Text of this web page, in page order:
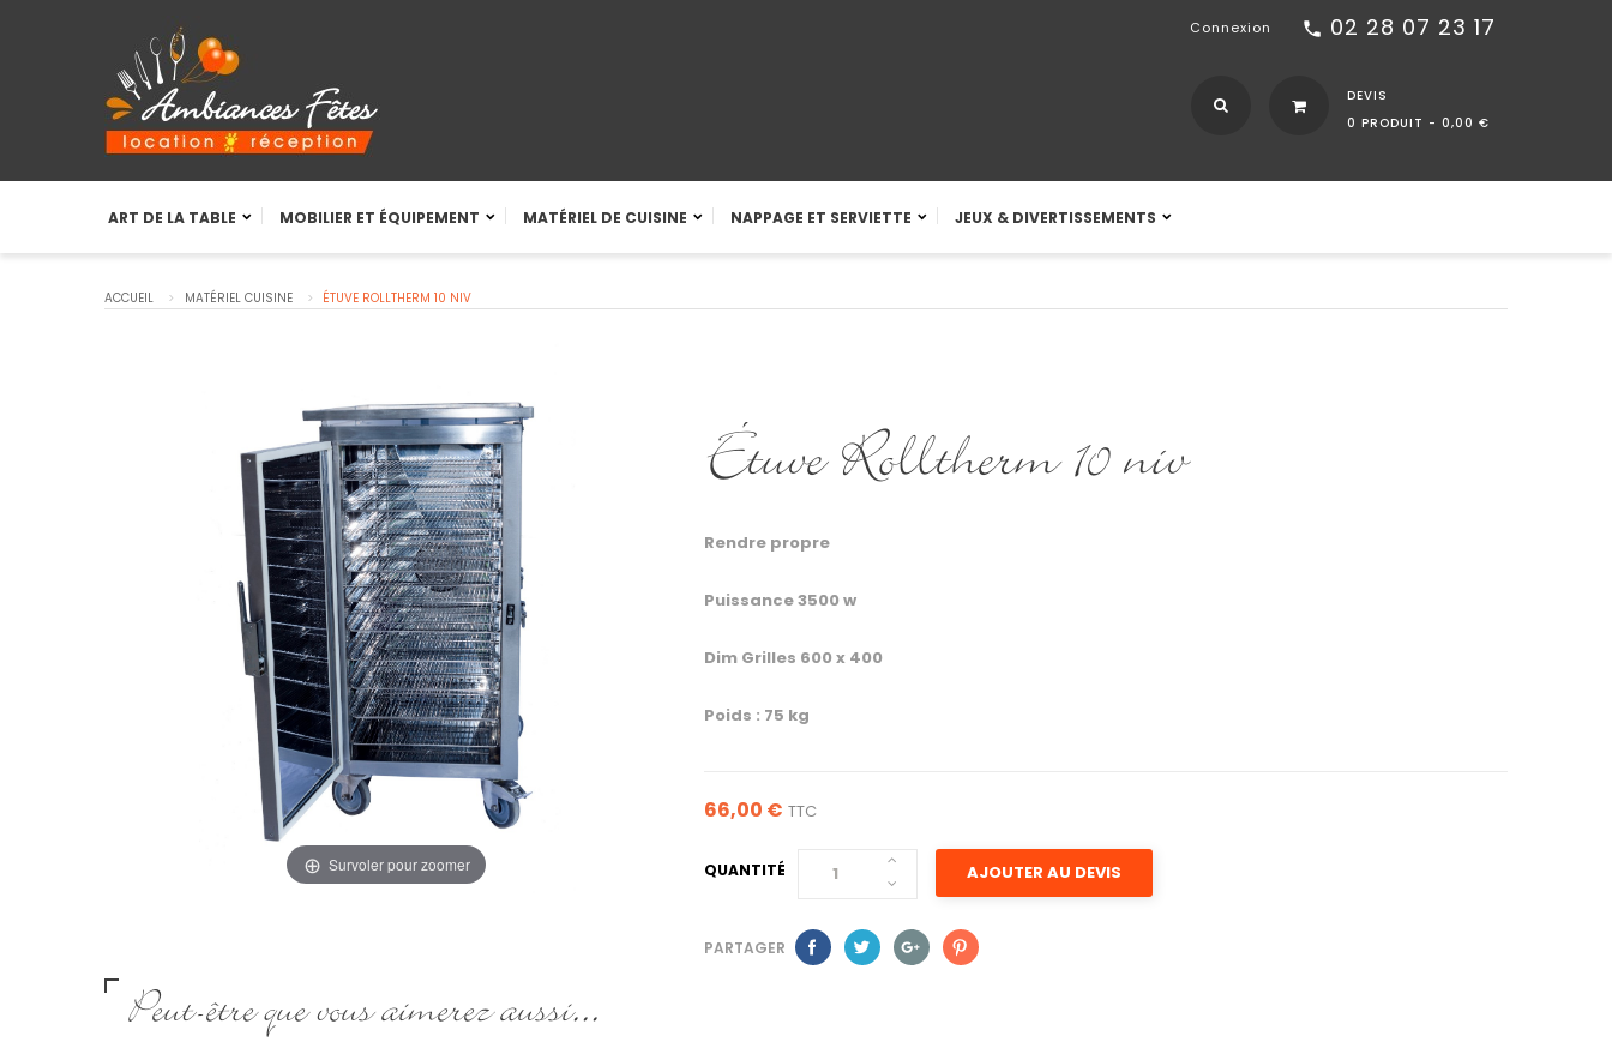
call 02 28 07 23 17
Connexion
DEVIS
0 PRODUIT - 0,00 €
ART DE LA TABLE MOBILIER ET ÉQUIPEMENT MATÉRIEL DE CUISINE NAPPAGE ET SERVIETTE JEUX & DIVERTISSEMENTS
ACCUEIL MATÉRIEL CUISINE ÉTUVE ROLLTHERM 10 NIV
Survoler pour zoomer
Étuve Rolltherm 10 niv
Rendre propre
Puissance 3500 w
Dim Grilles 600 x 400
Poids : 75 kg
66,00 € TTC
QUANTITÉ AJOUTER AU DEVIS
PARTAGER
Peut-être que vous aimerez aussi...